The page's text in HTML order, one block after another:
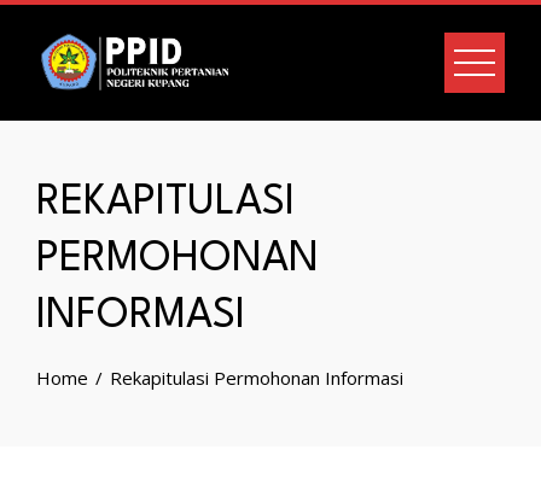
REKAPITULASI
PERMOHONAN
INFORMASI
Home Rekapitulasi Permohonan Informasi